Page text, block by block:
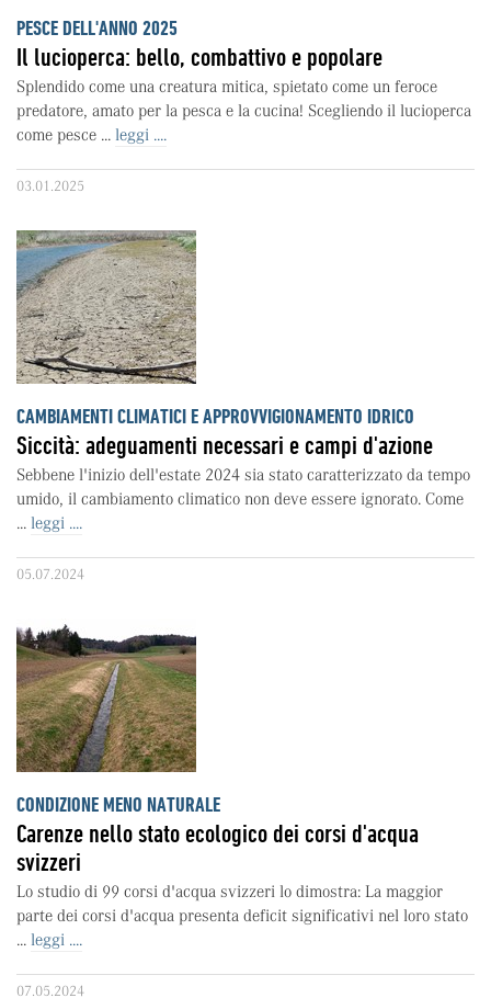
PESCE DELL'ANNO 2025
Il lucioperca: bello, combattivo e popolare
Splendido come una creatura mitica, spietato come un feroce
predatore, amato per la pesca e la cucina! Scegliendo il lucioperca
come pesce ... leggi ....
03.01.2025
CAMBIAMENTI CLIMATICI E APPROVVIGIONAMENTO IDRICO
Siccità: adeguamenti necessari e campi d'azione
Sebbene l'inizio dell'estate 2024 sia stato caratterizzato da tempo
umido, il cambiamento climatico non deve essere ignorato. Come
... leggi ....
05.07.2024
CONDIZIONE MENO NATURALE
Carenze nello stato ecologico dei corsi d'acqua
svizzeri
Lo studio di 99 corsi d'acqua svizzeri lo dimostra: La maggior
parte dei corsi d'acqua presenta deficit significativi nel loro stato
... leggi ....
07.05.2024